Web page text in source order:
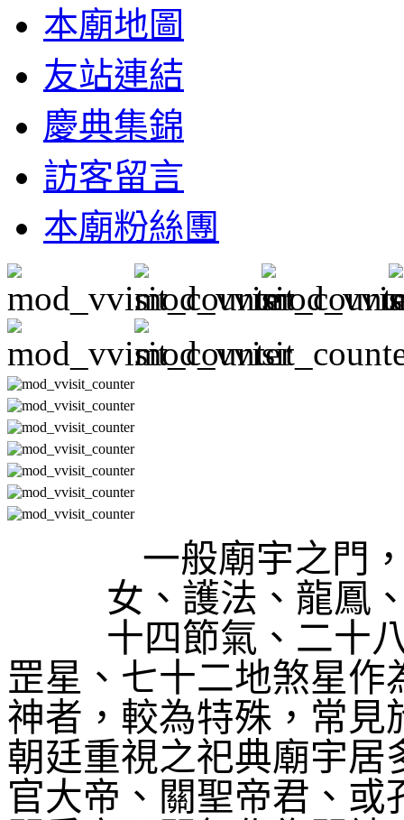
本廟地圖
友站連結
慶典集錦
訪客留言
本廟粉絲團
一般廟宇之門
女、護法、龍鳳
十四節氣、二十
罡星、七十二地煞星
神者，較為特殊，常見
朝廷重視之祀典廟宇居
官大帝、關聖帝君、